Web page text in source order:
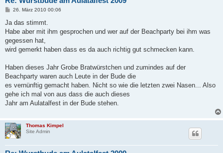
B
i
r
a
g
26. März 2010 00:06
Ja das stimmt.
Habe aber mit ihm gesprochen und wer auf der Beachparty bei ihm was
gegessen hat,
wird gemerkt haben dass es da auch richtig gut schmecken kann.
Haben dieses Jahr Grobe Bratwürstchen und zumindes auf der
Beachparty waren auch Leute in der Bude die
es vernünftig gemacht haben. Nicht so wie die letzten zwei Nasen... Also
gehe ich mal von aus dass die auch dieses
Jahr am Aulatalfest in der Bude stehen.
Thomas Kimpel
Site Admin